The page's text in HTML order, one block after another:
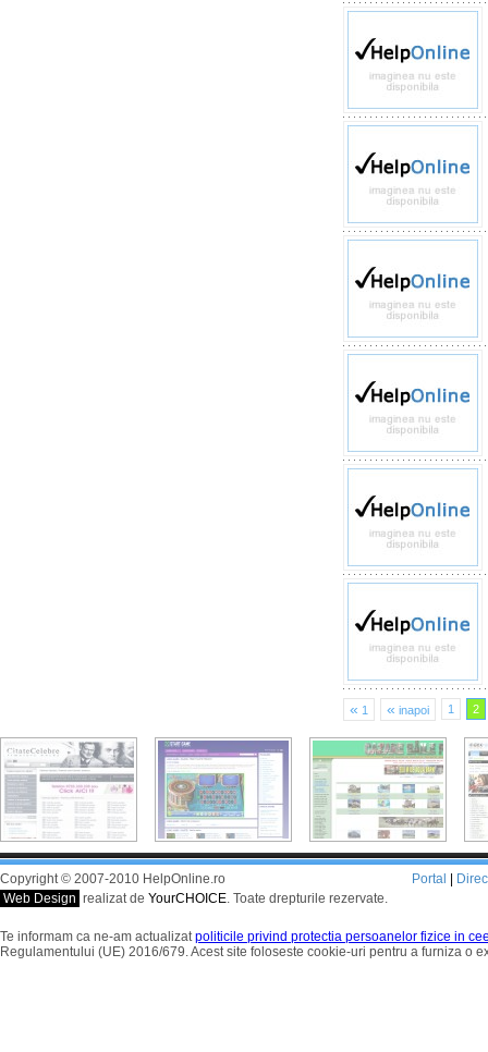
« 1 « inapoi 1 2
Copyright © 2007-2010 HelpOnline.ro
Web Design realizat de YourCHOICE. Toate drepturile rezervate.
Portal
Te informam ca ne-am actualizatpoliticile privind protectia persoanelor fizice in
Regulamentului (UE) 2016/679. Acest site foloseste cookie-uri pentru a furniza o